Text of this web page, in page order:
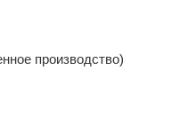
производство)